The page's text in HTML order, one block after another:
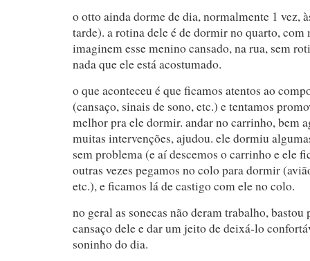
o otto ainda dorme de dia, normalmente 1 vez,
tarde). a rotina dele é de dormir no quarto, com
imaginem esse menino cansado, na rua, sem
nada que ele está acostumado.
o que aconteceu é que ficamos atentos ao
(cansaço, sinais de sono, etc.) e tentamos
melhor pra ele dormir. andar no carrinho, bem
muitas intervenções, ajudou. ele dormiu
sem problema (e aí descemos o carrinho e ele
outras vezes pegamos no colo para dormir
etc.), e ficamos lá de castigo com ele no colo.
no geral as sonecas não deram trabalho, bastou
cansaço dele e dar um jeito de deixá-lo
soninho do dia.